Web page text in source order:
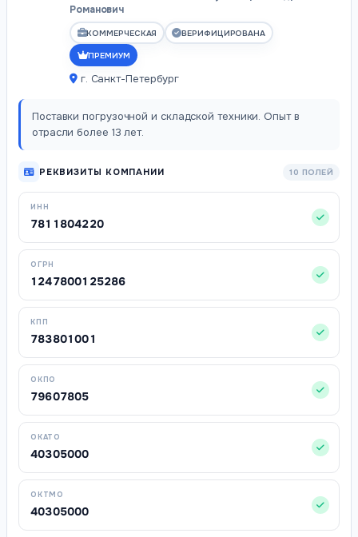
Романович
КОММЕРЧЕСКАЯ ВЕРИФИЦИРОВАНА
ПРЕМИУМ
г. Санкт-Петербург
Поставки погрузочной и складской техники. Опыт в
отрасли более 13 лет.
РЕКВИЗИТЫ КОМПАНИИ 10 ПОЛЕЙ
ИНН
7811804220
ОГРН
1247800125286
КПП
783801001
ОКПО
79607805
ОКАТО
40305000
ОКТМО
40305000